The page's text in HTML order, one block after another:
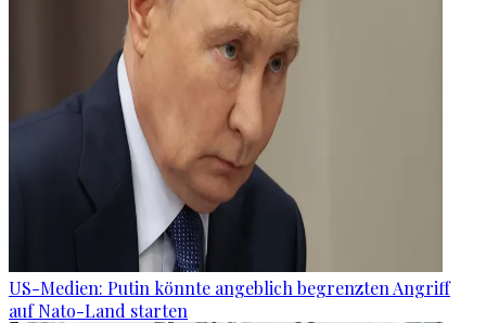
US-Medien: Putin könnte angeblich begrenzten Angriff
auf Nato-Land starten